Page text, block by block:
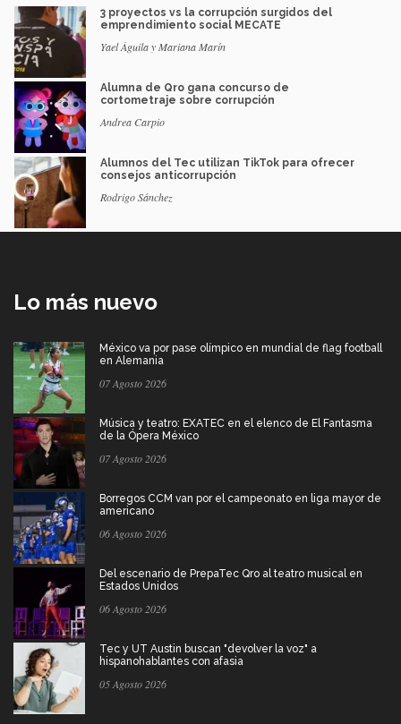
3 proyectos vs la corrupción surgidos del
emprendimiento social MECATE
Yael Águila y Mariana Marín
Alumna de Qro gana concurso de
cortometraje sobre corrupción
Andrea Carpio
Alumnos del Tec utilizan TikTok para ofrecer
consejos anticorrupción
Rodrigo Sánchez
Lo más nuevo
México va por pase olímpico en mundial de flag football
en Alemania
07 Agosto 2026
Música y teatro: EXATEC en el elenco de El Fantasma
de la Ópera México
07 Agosto 2026
Borregos CCM van por el campeonato en liga mayor de
americano
06 Agosto 2026
Del escenario de PrepaTec Qro al teatro musical en
Estados Unidos
06 Agosto 2026
Tec y UT Austin buscan "devolver la voz" a
hispanohablantes con afasia
05 Agosto 2026